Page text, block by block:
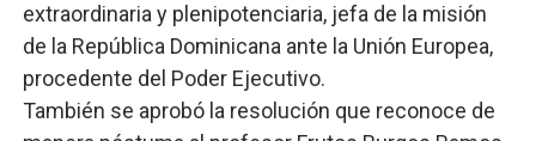
extraordinaria y plenipotenciaria, jefa de la misión
de la República Dominicana ante la Unión Europea,
procedente del Poder Ejecutivo.
También se aprobó la resolución que reconoce de